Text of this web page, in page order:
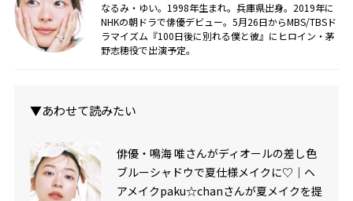
なるみ・ゆい。1998年生まれ。兵庫県出身。2019年に
NHKの朝ドラで俳優デビュー。5月26日からMBS/TBSド
ラマイズム『100日後に別れる僕と彼』にヒロイン・茅
野志穂役で出演予定。
▼あわせて読みたい
俳優・鳴海 唯さんがディオールの差し色
ブルーシャドウで夏仕様メイクに♡｜ヘ
アメイクpaku☆chanさんが夏メイクを提